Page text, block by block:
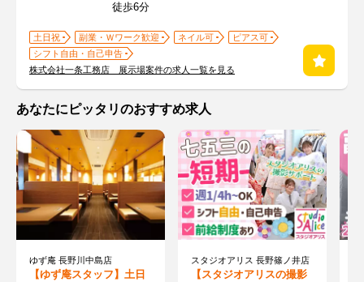
徒歩6分
土日祝 副業・Ｗワーク歓迎 ネイル可
ピアス可
シフト自由・自己申告
株式会社一条工務店 展示場案件の求人一覧を見る
あなたにピッタリのおすすめ求人
ゆず庵 長野川中島店
【ゆず庵スタッフ】土日
スタジオアリス 長野篠ノ井店
【スタジオアリスの撮影